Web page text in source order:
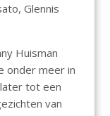
Glennis
Huisman
onder meer in
tot een
van